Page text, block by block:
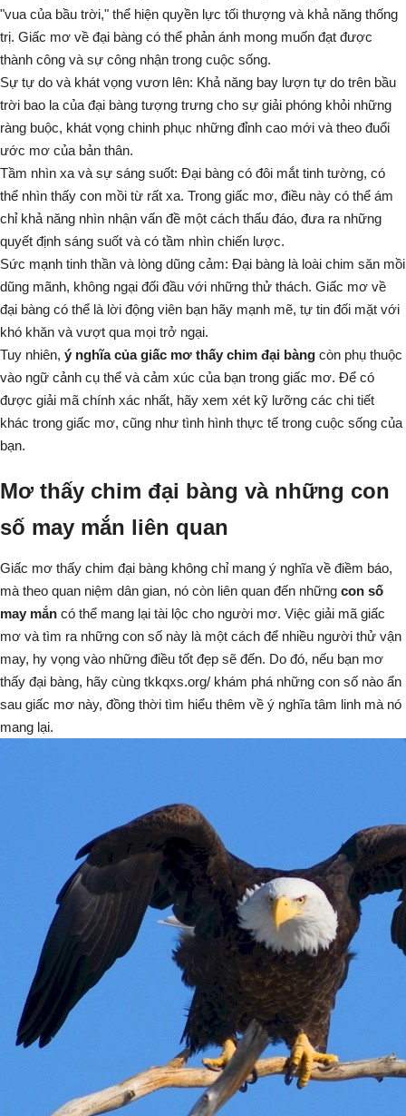
"vua của bầu trời," thể hiện quyền lực tối thượng và khả năng thống
trị. Giấc mơ về đại bàng có thể phản ánh mong muốn đạt được
thành công và sự công nhận trong cuộc sống.
Sự tự do và khát vọng vươn lên: Khả năng bay lượn tự do trên bầu
trời bao la của đại bàng tượng trưng cho sự giải phóng khỏi những
ràng buộc, khát vọng chinh phục những đỉnh cao mới và theo đuổi
ước mơ của bản thân.
Tầm nhìn xa và sự sáng suốt: Đại bàng có đôi mắt tinh tường, có
thể nhìn thấy con mồi từ rất xa. Trong giấc mơ, điều này có thể ám
chỉ khả năng nhìn nhận vấn đề một cách thấu đáo, đưa ra những
quyết định sáng suốt và có tầm nhìn chiến lược.
Sức mạnh tinh thần và lòng dũng cảm: Đại bàng là loài chim săn mồi
dũng mãnh, không ngại đối đầu với những thử thách. Giấc mơ về
đại bàng có thể là lời động viên bạn hãy mạnh mẽ, tự tin đối mặt với
khó khăn và vượt qua mọi trở ngại.
Tuy nhiên, ý nghĩa của giấc mơ thấy chim đại bàng còn phụ thuộc
vào ngữ cảnh cụ thể và cảm xúc của bạn trong giấc mơ. Để có
được giải mã chính xác nhất, hãy xem xét kỹ lưỡng các chi tiết
khác trong giấc mơ, cũng như tình hình thực tế trong cuộc sống của
bạn.
Mơ thấy chim đại bàng và những con
số may mắn liên quan
Giấc mơ thấy chim đại bàng không chỉ mang ý nghĩa về điềm báo,
mà theo quan niệm dân gian, nó còn liên quan đến những con số
may mắn có thể mang lại tài lộc cho người mơ. Việc giải mã giấc
mơ và tìm ra những con số này là một cách để nhiều người thử vận
may, hy vọng vào những điều tốt đẹp sẽ đến. Do đó, nếu bạn mơ
thấy đại bàng, hãy cùng tkkqxs.org/ khám phá những con số nào ẩn
sau giấc mơ này, đồng thời tìm hiểu thêm về ý nghĩa tâm linh mà nó
mang lại.